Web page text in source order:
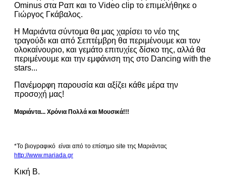
Ominus στα Ραπ και το Video clip το επιμελήθηκε ο
Γιώργος Γκάβαλος.
Η Μαριάντα σύντομα θα μας χαρίσει το νέο της
τραγούδι και από Σεπτέμβρη θα περιμένουμε και τον
ολοκαίνουριο, και γεμάτο επιτυχίες δίσκο της, αλλά θα
περιμένουμε και την εμφάνιση της στο Dancing with the
stars...
Πανέμορφη παρουσία και αξίζει κάθε μέρα την
προσοχή μας!
Μαριάντα... Χρόνια Πολλά και Μουσικά!!!
*Το βιογραφικό είναι από το επίσημο site της Μαριάντας
http://www.mariada.gr
Κική Β.